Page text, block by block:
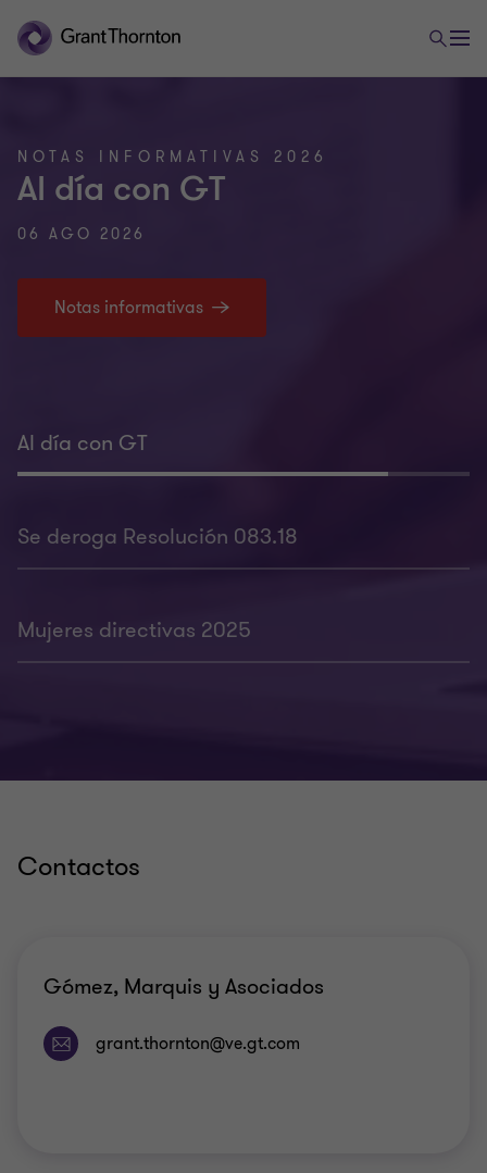
NOTAS INFORMATIVAS 2026
Al día con GT
06 AGO 2026
Notas informativas
Al día con GT
Se deroga Resolución 083.18
Mujeres directivas 2025
Contactos
Gómez, Marquis y Asociados